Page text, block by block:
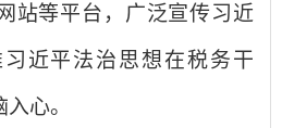
站等平台，广泛宣传习近
近平法治思想在税务干
心。